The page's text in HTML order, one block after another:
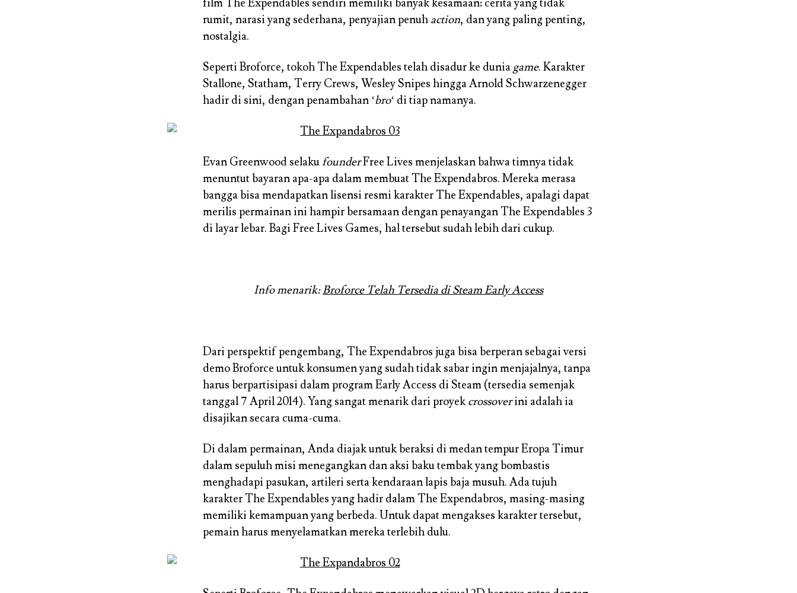
rumit, narasi yang sederhana, penyajian penuh action, dan yang paling penting,
nostalgia.
Seperti Broforce, tokoh The Expendables telah disadur ke dunia game. Karakter
Stallone, Statham, Terry Crews, Wesley Snipes hingga Arnold Schwarzenegger
hadir di sini, dengan penambahan ‘bro‘ di tiap namanya.
Evan Greenwood selaku founderFree Lives menjelaskan bahwa timnya tidak
menuntut bayaran apa-apa dalam membuat The Expendabros. Mereka merasa
bangga bisa mendapatkan lisensi resmi karakter The Expendables, apalagi dapat
merilis permainan ini hampir bersamaan dengan penayangan The Expendables 3
di layar lebar. Bagi Free Lives Games, hal tersebut sudah lebih dari cukup.
Info menarik:Broforce Telah Tersedia di Steam Early Access
Dari perspektif pengembang, The Expendabros juga bisa berperan sebagai versi
demo Broforce untuk konsumen yang sudah tidak sabar ingin menjajalnya, tanpa
harus berpartisipasi dalam program Early Access di Steam (tersedia semenjak
tanggal 7 April 2014). Yang sangat menarik dari proyekcrossoverini adalah ia
disajikan secara cuma-cuma.
Di dalam permainan, Anda diajak untuk beraksi di medan tempur Eropa Timur
dalam sepuluh misi menegangkan dan aksi baku tembak yang bombastis
menghadapi pasukan, artileri serta kendaraan lapis baja musuh. Ada tujuh
karakter The Expendables yang hadir dalam The Expendabros, masing-masing
memiliki kemampuan yang berbeda. Untuk dapat mengakses karakter tersebut,
pemain harus menyelamatkan mereka terlebih dulu.